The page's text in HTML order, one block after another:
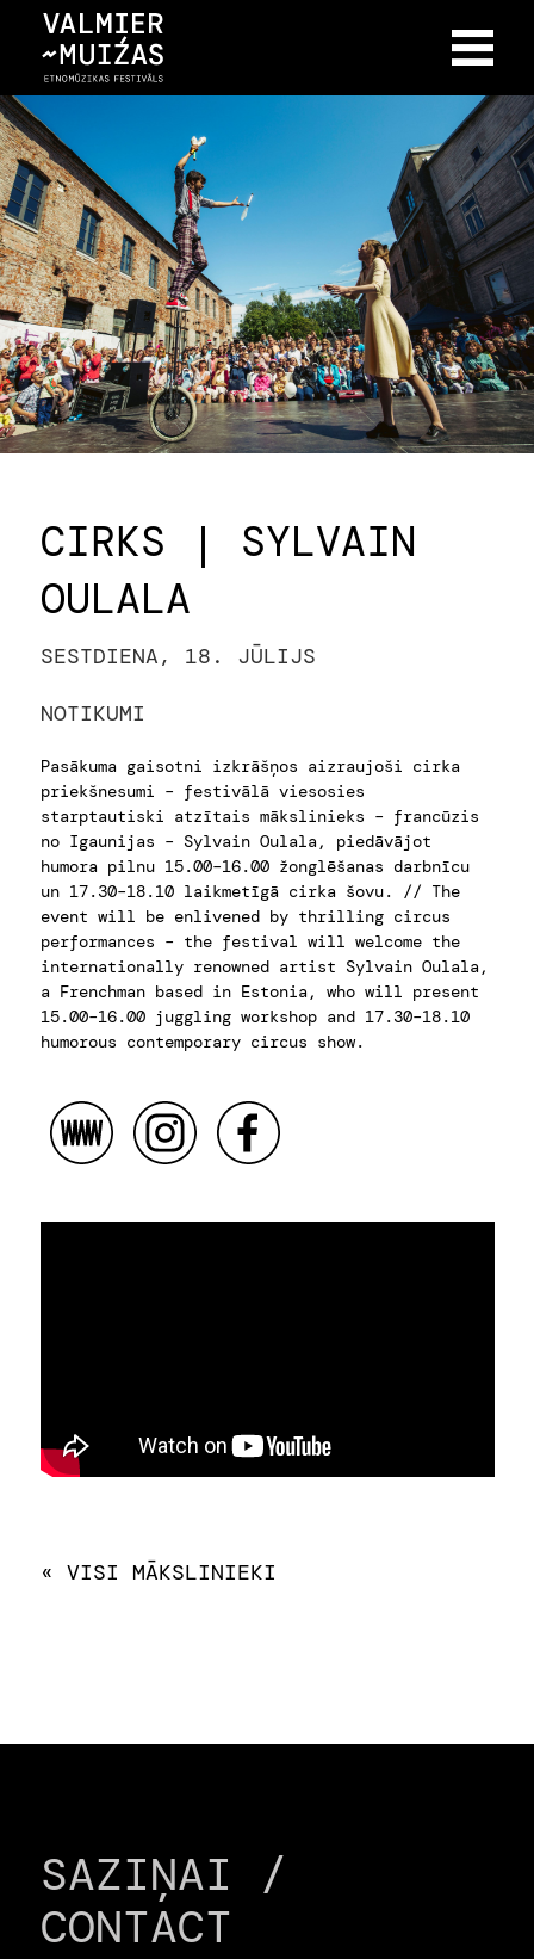
CIRKS | SYLVAIN
OULALA
SESTDIENA, 18. JŪLIJS
NOTIKUMI
Pasākuma gaisotni izkrāšņos aizraujoši cirka
priekšnesumi – festivālā viesosies
starptautiski atzītais mākslinieks – francūzis
no Igaunijas – Sylvain Oulala, piedāvājot
humora pilnu 15.00–16.00 žonglēšanas darbnīcu
un 17.30–18.10 laikmetīgā cirka šovu. // The
event will be enlivened by thrilling circus
performances – the festival will welcome the
internationally renowned artist Sylvain Oulala,
a Frenchman based in Estonia, who will present
15.00–16.00 juggling workshop and 17.30–18.10
humorous contemporary circus show.
« VISI MĀKSLINIEKI
SAZIŅAI /
CONTACT